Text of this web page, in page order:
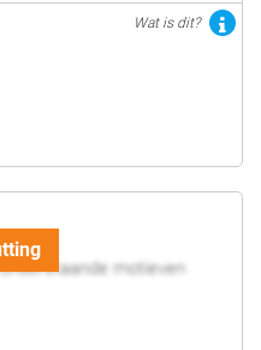
Wat is dit?
motieven